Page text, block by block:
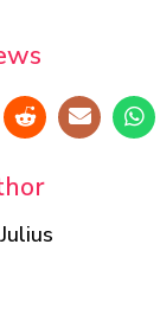
Julius